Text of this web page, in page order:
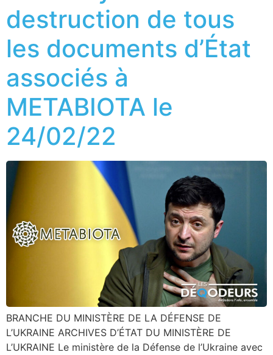
destruction de tous
les documents d’État
associés à
METABIOTA le
24/02/22
BRANCHE DU MINISTÈRE DE LA DÉFENSE DE
L’UKRAINE ARCHIVES D’ÉTAT DU MINISTÈRE DE
L’UKRAINE Le ministère de la Défense de l’Ukraine avec